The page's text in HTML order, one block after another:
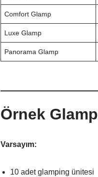
Comfort Glamp
Luxe Glamp
Panorama Glamp
Örnek
Varsayım:
10 adet glamping ünitesi